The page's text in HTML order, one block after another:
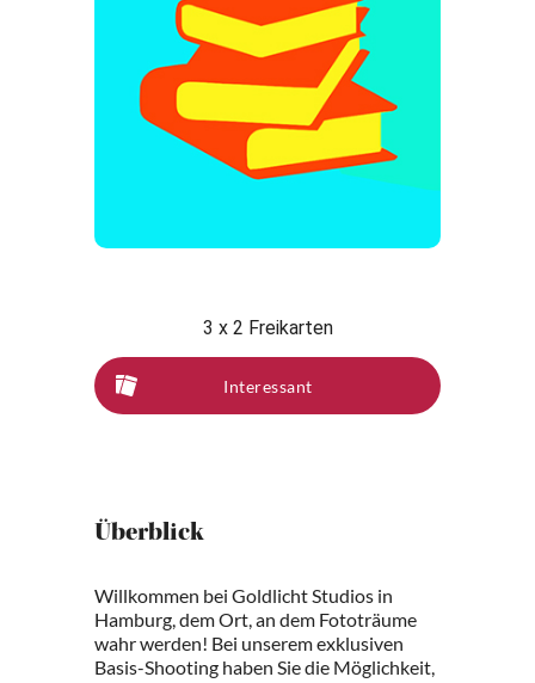
3 x 2 Freikarten
Interessant
Überblick
Willkommen bei Goldlicht Studios in
Hamburg, dem Ort, an dem Fototräume
wahr werden! Bei unserem exklusiven
Basis-Shooting haben Sie die Möglichkeit,